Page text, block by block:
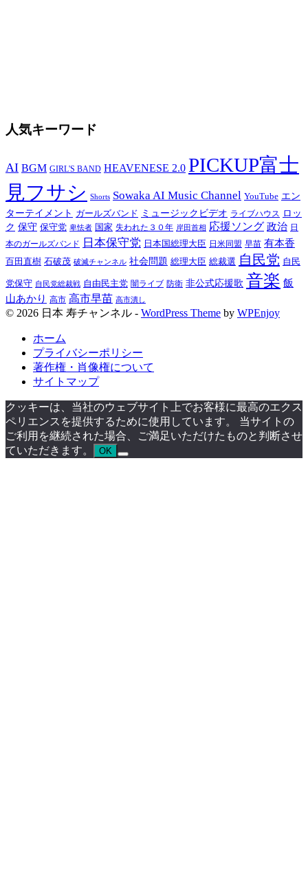
人気キーワード
AI BGM GIRL'S BAND HEAVENESE 2.0 PICKUP富士
見フサシ Shorts Sowaka AI Music Channel YouTube エン
ターテイメント ガールズバンド ミュージックビデオ ライブハウス ロッ
ク 保守 保守党 卑怯者 国家 失われた３０年 岸田首相 応援ソング 政治 日
本のガールズバンド
日本保守党 日本国総理大臣 日米同盟 早苗 有本香
百田直樹 石破茂 破滅チャンネル 社会問題 総理大臣 総裁選 自民党 自民
党保守 自民党総裁戦 自由民主党 闇ライブ 防衛 非公式応援歌 音楽 飯
山あかり 高市 高市早苗 高市潰し
© 2026 日本 寿チャンネル - WordPress Theme by WPEnjoy
ホーム
プライバシーポリシー
著作権・肖像権について
サイトマップ
クッキーは、当社のウェブサイト上でお客様に最高のエクス
ペリエンスを提供するために使用しています。 当サイトの
ご利用を継続された場合、ご満足いただけたものと判断させ
ていただきます。
OK